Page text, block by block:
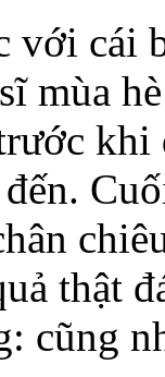
với cái
mùa
thật
cũng